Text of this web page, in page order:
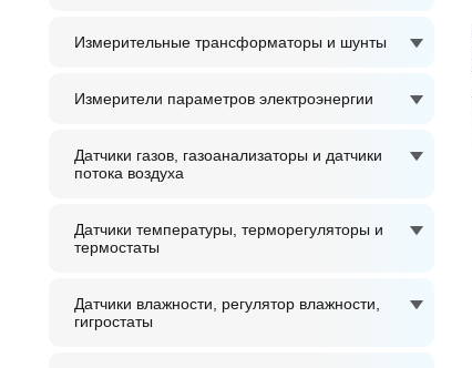
Измерительные трансформаторы и шунты
Измерители параметров электроэнергии
Датчики газов, газоанализаторы и датчики
потока воздуха
Датчики температуры, терморегуляторы и
термостаты
Датчики влажности, регулятор влажности,
гигростаты